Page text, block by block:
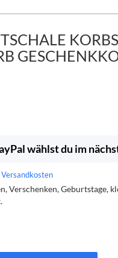
wählst du im
Versandkosten
Verschenken, Geburtstage,